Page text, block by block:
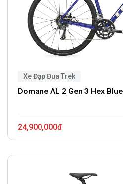
Xe Đạp Đua Trek
Domane AL 2 Gen 3 Hex Blue
24,900,000đ